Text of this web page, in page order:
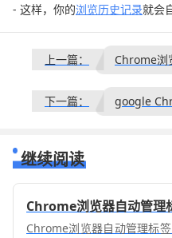
- 这样，你的浏览历史记录就会
上一篇：
下一篇：
继续阅读
Chrome浏览器自动管理
Chrome浏览器自动管理标